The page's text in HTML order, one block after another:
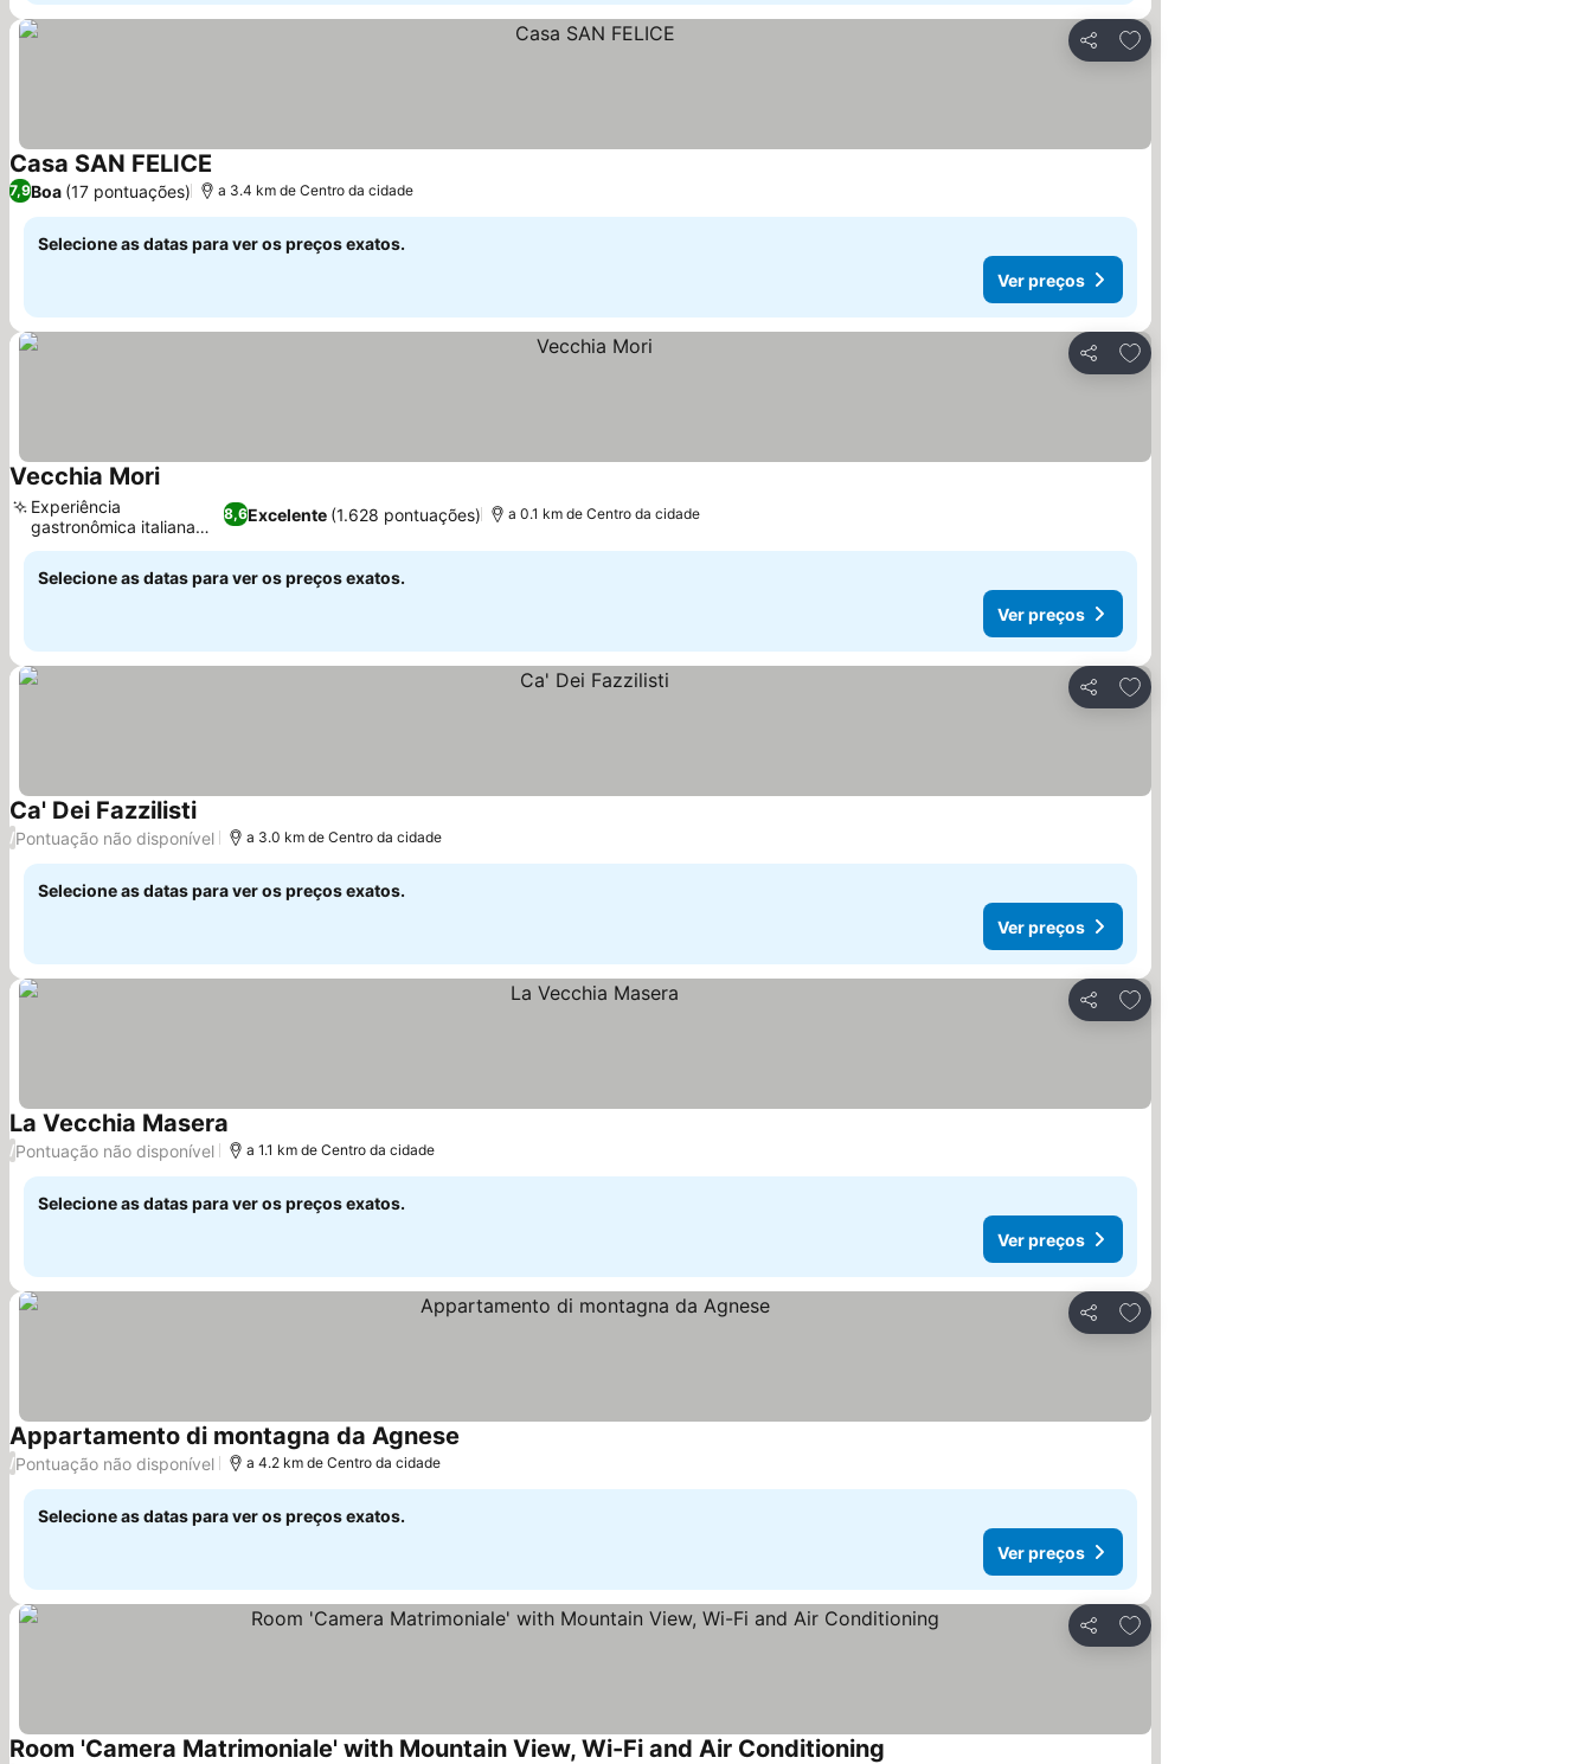
Partilhar
Adicionar aos favoritos
Casa SAN FELICE
7,9Boa (17 pontuações) a 3.4 km de Centro da cidade
Selecione as datas para ver os preços exatos.
Ver preços
Partilhar
Adicionar aos favoritos
Vecchia Mori
8,6Excelente (1.628 pontuações)
Experiência
gastronômica italiana
tradicional
a 0.1 km de Centro da cidade
Selecione as datas para ver os preços exatos.
Ver preços
Partilhar
Adicionar aos favoritos
Ca' Dei Fazzilisti
/Pontuação não disponível a 3.0 km de Centro da cidade
Selecione as datas para ver os preços exatos.
Ver preços
Partilhar
Adicionar aos favoritos
La Vecchia Masera
/Pontuação não disponível a 1.1 km de Centro da cidade
Selecione as datas para ver os preços exatos.
Ver preços
Partilhar
Adicionar aos favoritos
Appartamento di montagna da Agnese
/Pontuação não disponível a 4.2 km de Centro da cidade
Selecione as datas para ver os preços exatos.
Ver preços
Partilhar
Adicionar aos favoritos
Room 'Camera Matrimoniale' with Mountain View, Wi-Fi and Air Conditioning